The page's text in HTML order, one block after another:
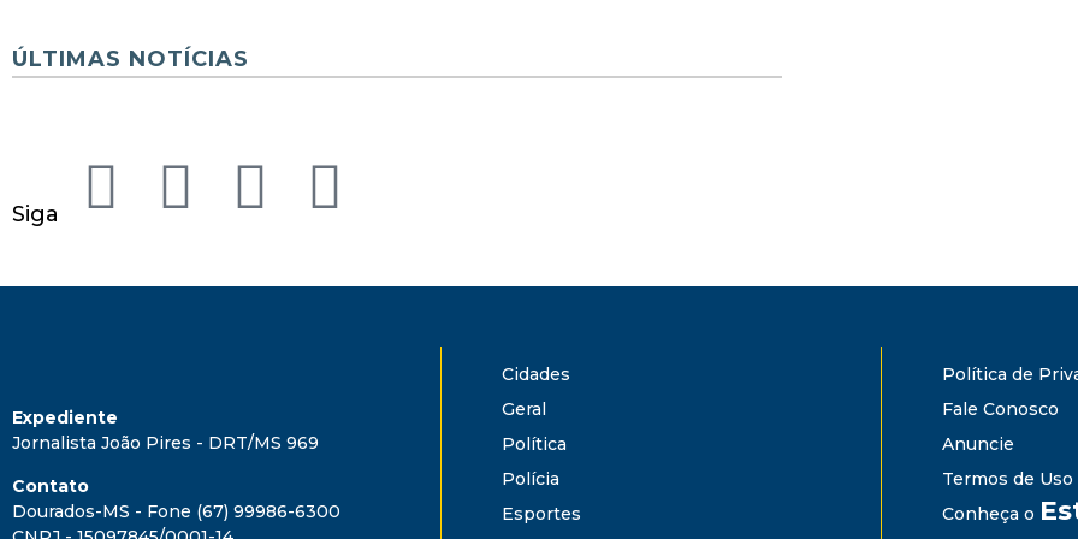
ÚLTIMAS NOTÍCIAS
Siga
Expediente
Jornalista João Pires - DRT/MS 969
Contato
Dourados-MS - Fone (67) 99986-6300
Cidades
Geral
Política
Polícia
Esportes
Política de
Fale Conosco
Anuncie
Termos de Uso
Conheça o